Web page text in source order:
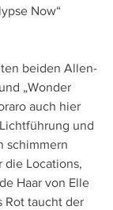
Now“
beiden Allen-
„Wonder
auch hier
und
schimmern
die Locations,
Haar von Elle
Rot taucht der